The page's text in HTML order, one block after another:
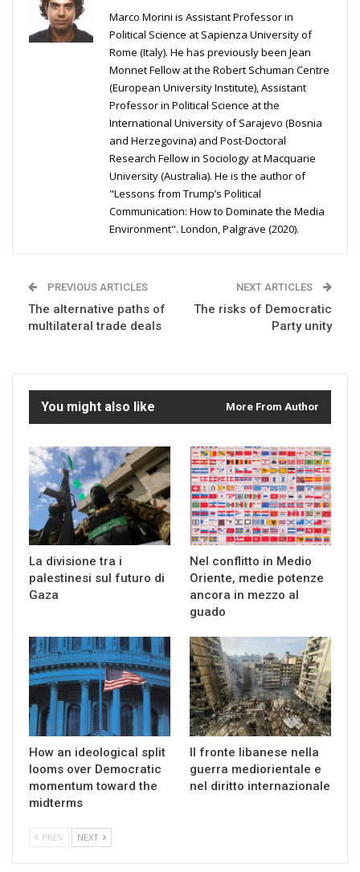
Marco Morini is Assistant Professor in
Political Science at Sapienza University of
Rome (Italy). He has previously been Jean
Monnet Fellow at the Robert Schuman Centre
(European University Institute), Assistant
Professor in Political Science at the
International University of Sarajevo (Bosnia
and Herzegovina) and Post-Doctoral
Research Fellow in Sociology at Macquarie
University (Australia). He is the author of
"Lessons from Trump’s Political
Communication: How to Dominate the Media
Environment". London, Palgrave (2020).
PREVIOUS ARTICLES
The alternative paths of
multilateral trade deals
NEXT ARTICLES
The risks of Democratic
Party unity
You might also like More From Author
La divisione tra i
palestinesi sul futuro di
Gaza
Nel conflitto in Medio
Oriente, medie potenze
ancora in mezzo al
guado
How an ideological split
looms over Democratic
momentum toward the
midterms
Il fronte libanese nella
guerra mediorientale e
nel diritto internazionale
PREV NEXT